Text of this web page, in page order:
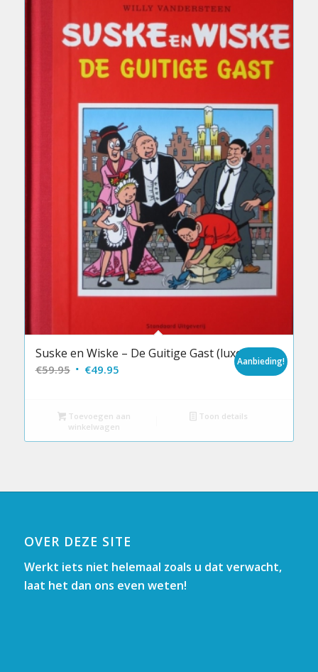
Suske en Wiske – De Guitige Gast (luxe)
€59.95 Oorspronkelijke
€59.95.
€49.95Huidige
€49.95.
Aanbieding!
Toevoegen aan
winkelwagen
Toon details
OVER DEZE SITE
Werkt iets niet helemaal zoals u dat verwacht,
laat het dan ons even weten!